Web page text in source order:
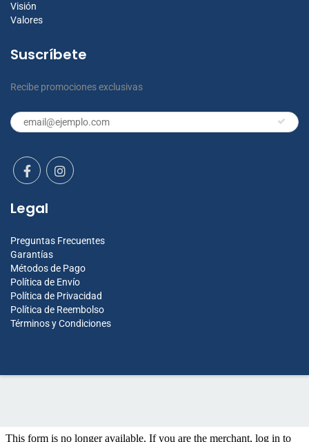
Visión
Valores
Suscríbete
Recibe promociones exclusivas
Legal
Preguntas Frecuentes
Garantías
Métodos de Pago
Política de Envío
Política de Privacidad
Política de Reembolso
Términos y Condiciones